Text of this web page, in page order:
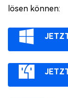
lösen können: